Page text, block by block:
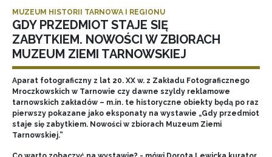
MUZEUM HISTORII TARNOWA I REGIONU
GDY PRZEDMIOT STAJE SIĘ
ZABYTKIEM. NOWOŚCI W ZBIORACH
MUZEUM ZIEMI TARNOWSKIEJ
Aparat fotograficzny z lat 20. XX w. z Zakładu Fotograficznego
Mroczkowskich w Tarnowie czy dawne szyldy reklamowe
tarnowskich zakładów – m.in. te historyczne obiekty będą po raz
pierwszy pokazane jako eksponaty na wystawie „Gdy przedmiot
staje się zabytkiem. Nowości w zbiorach Muzeum Ziemi
Tarnowskiej.”